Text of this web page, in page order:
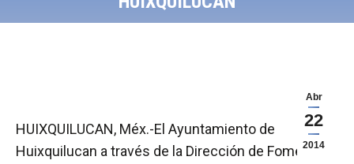
Abr
22
2014
HUIXQUILUCAN, Méx.-El Ayuntamiento de
Huixquilucan a través de la Dirección de Fomento